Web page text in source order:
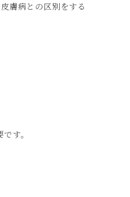
膚病との区別をする
す。